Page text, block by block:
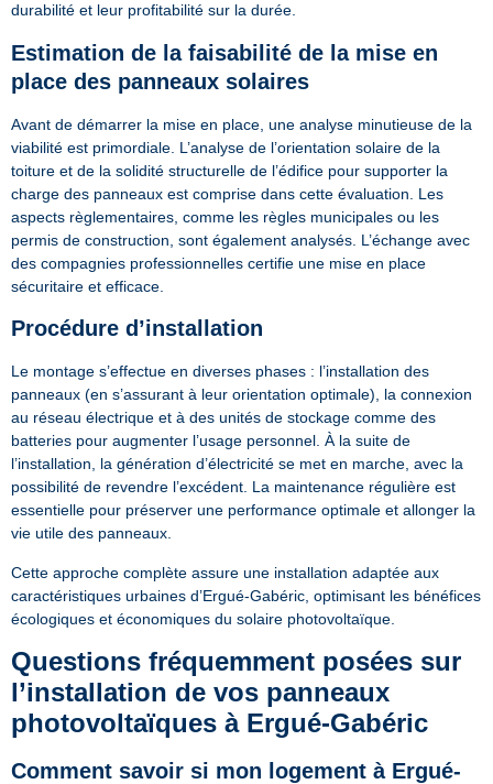
durabilité et leur profitabilité sur la durée.
Estimation de la faisabilité de la mise en
place des panneaux solaires
Avant de démarrer la mise en place, une analyse minutieuse de la
viabilité est primordiale. L’analyse de l’orientation solaire de la
toiture et de la solidité structurelle de l’édifice pour supporter la
charge des panneaux est comprise dans cette évaluation. Les
aspects règlementaires, comme les règles municipales ou les
permis de construction, sont également analysés. L’échange avec
des compagnies professionnelles certifie une mise en place
sécuritaire et efficace.
Procédure d’installation
Le montage s’effectue en diverses phases : l’installation des
panneaux (en s’assurant à leur orientation optimale), la connexion
au réseau électrique et à des unités de stockage comme des
batteries pour augmenter l’usage personnel. À la suite de
l’installation, la génération d’électricité se met en marche, avec la
possibilité de revendre l’excédent. La maintenance régulière est
essentielle pour préserver une performance optimale et allonger la
vie utile des panneaux.
Cette approche complète assure une installation adaptée aux
caractéristiques urbaines d’Ergué-Gabéric, optimisant les bénéfices
écologiques et économiques du solaire photovoltaïque.
Questions fréquemment posées sur
l’installation de vos panneaux
photovoltaïques à Ergué-Gabéric
Comment savoir si mon logement à Ergué-